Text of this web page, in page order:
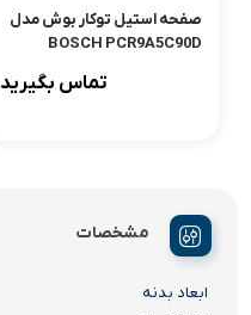
صفحه استیل توکار بوش مدل
BOSCH PCR9A5C90D
تماس بگیرید
مشخصات
ابعاد بدنه